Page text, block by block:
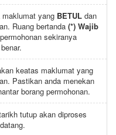
yang BETUL dan
Ruang bertanda (*) Wajib
sekiranya
keatas maklumat yang
Pastikan anda menekan
borang permohonan.
tutup akan diproses